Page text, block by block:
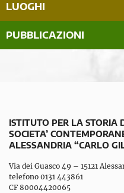
LUOGHI
PUBBLICAZIONI
ISTITUTO PER LA STORIA
SOCIETA’
ALESSANDRIA “CARLO
Via dei Guasco 49 – 15121
telefono 0131 443861
CF 80004420065